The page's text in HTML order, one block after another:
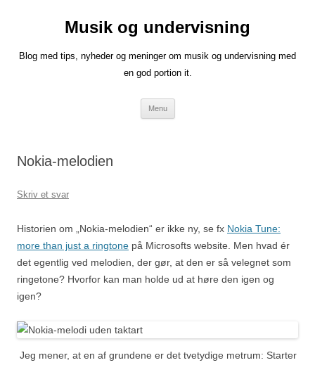
Musik og undervisning
Blog med tips, nyheder og meninger om musik og undervisning med
en god portion it.
Menu
Nokia-melodien
Skriv et svar
Historien om „Nokia-melodien“ er ikke ny, se fx Nokia Tune:
more than just a ringtone på Microsofts website. Men hvad ér
det egentlig ved melodien, der gør, at den er så velegnet som
ringetone? Hvorfor kan man holde ud at høre den igen og
igen?
Jeg mener, at en af grundene er det tvetydige metrum: Starter